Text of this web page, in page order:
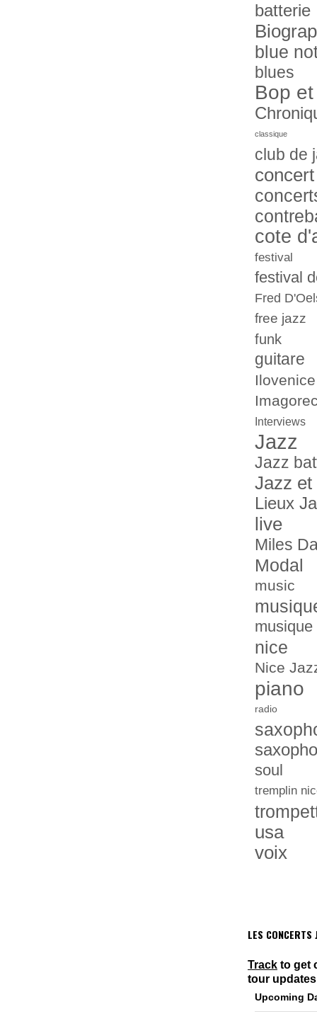
batterie
blue
blues
Bop
classique
club de
concert
cote
festival
festival
Fred
free jazz
funk
guitare
Ilovenice
Interviews
Jazz
Jazz
Jazz et
Lieux
live
Miles
Modal
music
nice
Nice
piano
radio
soul
tremplin
usa
voix
LES CONCERTS
Track to get
tour
Upcoming